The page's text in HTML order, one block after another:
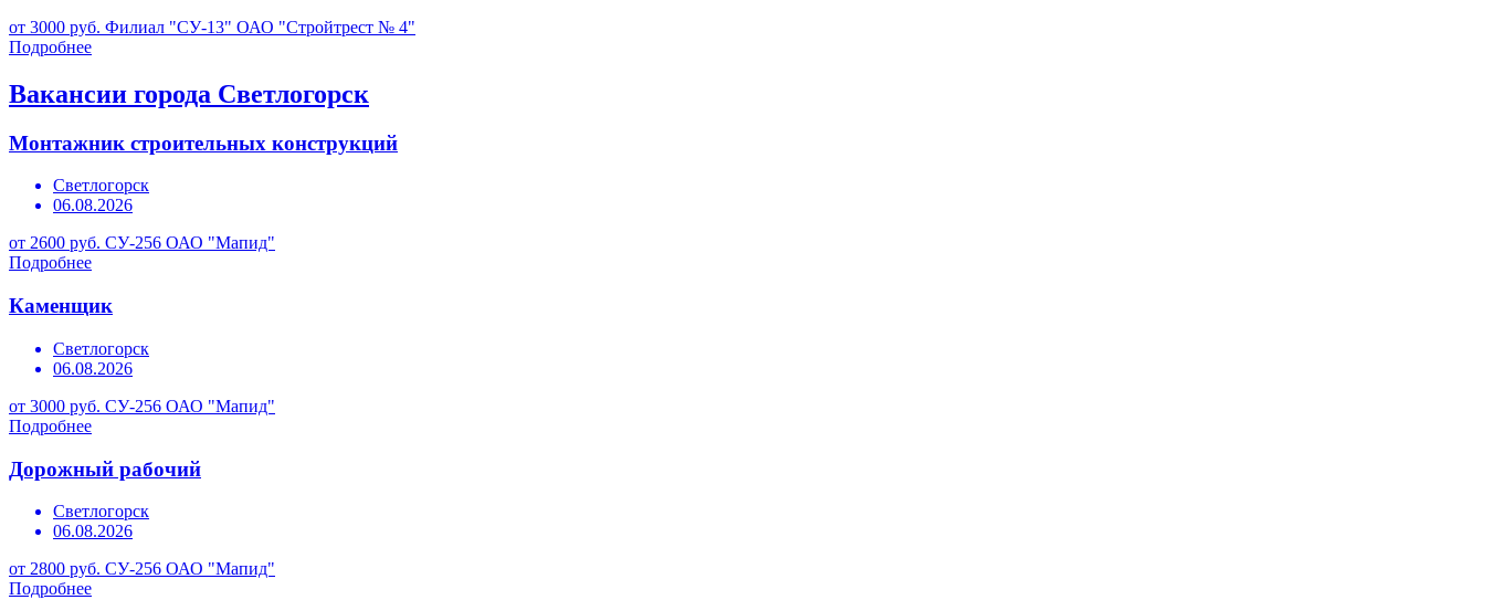
от 3000 руб. Филиал "СУ-13" ОАО "Стройтрест № 4"
Подробнее
Вакансии города Светлогорск
Монтажник строительных конструкций
Светлогорск
06.08.2026
от 2600 руб. СУ-256 ОАО "Мапид"
Подробнее
Каменщик
Светлогорск
06.08.2026
от 3000 руб. СУ-256 ОАО "Мапид"
Подробнее
Дорожный рабочий
Светлогорск
06.08.2026
от 2800 руб. СУ-256 ОАО "Мапид"
Подробнее